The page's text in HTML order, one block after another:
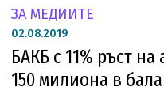
ЗА МЕДИИТЕ
02.08.2019
БАКБ с 11% ръст
150 милиона в